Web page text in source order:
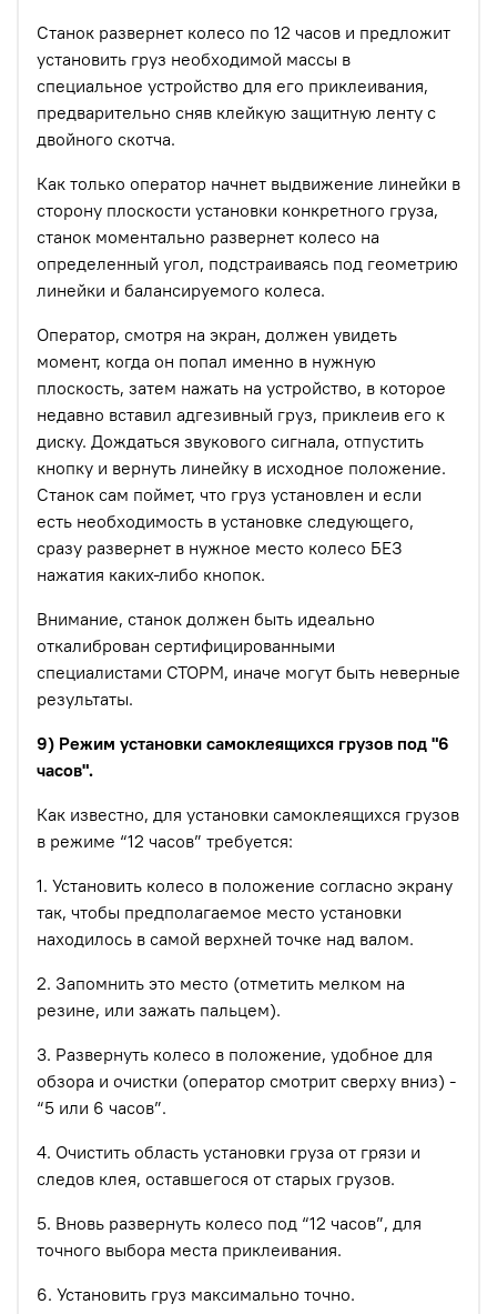
Станок развернет колесо по 12 часов и предложит
установить груз необходимой массы в
специальное устройство для его приклеивания,
предварительно сняв клейкую защитную ленту с
двойного скотча.
Как только оператор начнет выдвижение линейки в
сторону плоскости установки конкретного груза,
станок моментально развернет колесо на
определенный угол, подстраиваясь под геометрию
линейки и балансируемого колеса.
Оператор, смотря на экран, должен увидеть
момент, когда он попал именно в нужную
плоскость, затем нажать на устройство, в которое
недавно вставил адгезивный груз, приклеив его к
диску. Дождаться звукового сигнала, отпустить
кнопку и вернуть линейку в исходное положение.
Станок сам поймет, что груз установлен и если
есть необходимость в установке следующего,
сразу развернет в нужное место колесо БЕЗ
нажатия каких-либо кнопок.
Внимание, станок должен быть идеально
откалиброван сертифицированными
специалистами СТОРМ, иначе могут быть неверные
результаты.
9) Режим установки самоклеящихся грузов под "6
часов".
Как известно, для установки самоклеящихся грузов
в режиме “12 часов” требуется:
1. Установить колесо в положение согласно экрану
так, чтобы предполагаемое место установки
находилось в самой верхней точке над валом.
2. Запомнить это место (отметить мелком на
резине, или зажать пальцем).
3. Развернуть колесо в положение, удобное для
обзора и очистки (оператор смотрит сверху вниз) -
“5 или 6 часов”.
4. Очистить область установки груза от грязи и
следов клея, оставшегося от старых грузов.
5. Вновь развернуть колесо под “12 часов”, для
точного выбора места приклеивания.
6. Установить груз максимально точно.